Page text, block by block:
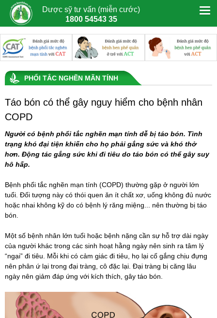
Dược sỹ tư vấn (miễn cước)
1800 54543 35
PHỔI TẮC NGHẼN MÃN TÍNH
Táo bón có thể gây nguy hiểm cho bệnh nhân
COPD
Người có bệnh phổi tắc nghẽn mạn tính dễ bị táo bón. Tình
trạng khó đại tiện khiến cho họ phải gắng sức và khó thở
hơn. Động tác gắng sức khi đi tiêu do táo bón có thể gây suy
hô hấp.
Bệnh phổi tắc nghẽn mạn tính (COPD) thường gặp ở người lớn
tuổi. Đối tượng này có thói quen ăn ít chất xơ, uống không đủ nước
hoặc nhai không kỹ do có bệnh lý răng miệng... nên thường bị táo
bón.
Một số bệnh nhân lớn tuổi hoặc bệnh nặng cần sự hỗ trợ dài ngày
của người khác trong các sinh hoạt hằng ngày nên sinh ra tâm lý
“ngại” đi tiêu. Mỗi khi có cảm giác đi tiêu, họ lại cố gắng chịu đựng
nên phân ứ lại trong đại tràng, cô đặc lại. Đại tràng bị căng lâu
ngày nên giảm đáp ứng với kích thích, gây táo bón.